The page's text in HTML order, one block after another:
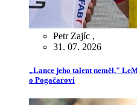
Petr Zajíc ,
31. 07. 2026
„Lance jeho talent neměl."
o Pogačarovi